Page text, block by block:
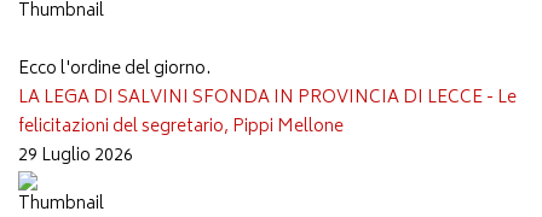
Ecco l'ordine del giorno.
LA LEGA DI SALVINI SFONDA IN PROVINCIA DI LECCE - Le
felicitazioni del segretario, Pippi Mellone
29 Luglio 2026